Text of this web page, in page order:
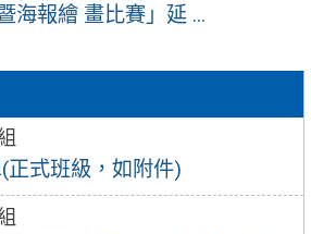
正式班級，如附件)
海報繪 畫比賽」延 ...